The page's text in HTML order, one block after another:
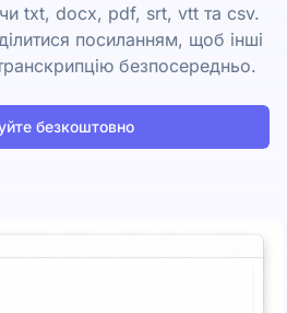
txt, docx, pdf, srt, vtt та csv.
посиланням, щоб інші
безпосередньо.
безкоштовно